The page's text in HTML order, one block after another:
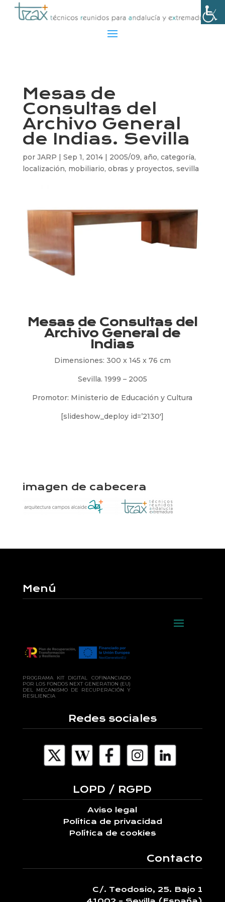
Mesas de
Consultas del
Archivo General
de Indias. Sevilla
por JARP | Sep 1, 2014| 2005/09, año, categoría,
localización, mobiliario, obras y proyectos, sevilla
Mesas de Consultas del
Archivo General de
Indias
Dimensiones: 300 x 145 x 76 cm
Sevilla. 1999 – 2005
Promotor: Ministerio de Educación y Cultura
[slideshow_deploy id=’2130′]
imagen de cabecera
Menú
PROGRAMA KIT DIGITAL COFINANCIADO
POR LOS FONDOS NEXT GENERATION (EU)
DEL MECANISMO DE RECUPERACIÓN Y
RESILIENCIA
Redes sociales
LOPD / RGPD
Aviso legal
Política de privacidad
Política de cookies
Contacto
C/. Teodosio, 25. Bajo 1